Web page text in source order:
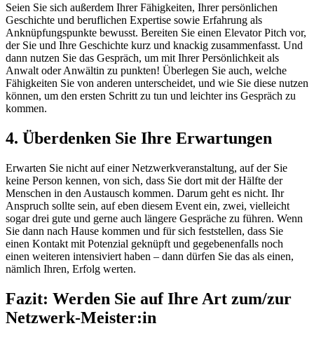
Seien Sie sich außerdem Ihrer Fähigkeiten, Ihrer persönlichen
Geschichte und beruflichen Expertise sowie Erfahrung als
Anknüpfungspunkte bewusst. Bereiten Sie einen Elevator Pitch vor,
der Sie und Ihre Geschichte kurz und knackig zusammenfasst. Und
dann nutzen Sie das Gespräch, um mit Ihrer Persönlichkeit als
Anwalt oder Anwältin zu punkten! Überlegen Sie auch, welche
Fähigkeiten Sie von anderen unterscheidet, und wie Sie diese nutzen
können, um den ersten Schritt zu tun und leichter ins Gespräch zu
kommen.
4. Überdenken Sie Ihre Erwartungen
Erwarten Sie nicht auf einer Netzwerkveranstaltung, auf der Sie
keine Person kennen, von sich, dass Sie dort mit der Hälfte der
Menschen in den Austausch kommen. Darum geht es nicht. Ihr
Anspruch sollte sein, auf eben diesem Event ein, zwei, vielleicht
sogar drei gute und gerne auch längere Gespräche zu führen. Wenn
Sie dann nach Hause kommen und für sich feststellen, dass Sie
einen Kontakt mit Potenzial geknüpft und gegebenenfalls noch
einen weiteren intensiviert haben – dann dürfen Sie das als einen,
nämlich Ihren, Erfolg werten.
Fazit: Werden Sie auf Ihre Art zum/zur
Netzwerk-Meister:in